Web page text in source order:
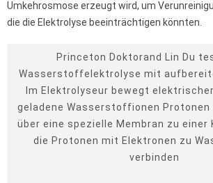
Umkehrosmose erzeugt wird, um
die die Elektrolyse beeinträchtigen könnten.
Princeton Doktorand Lin Du
Wasserstoffelektrolyse mit
Im Elektrolyseur bewegt
geladene Wasserstoffionen Protonen
über eine spezielle Membran zu einer
die Protonen mit Elektronen zu
verbinden